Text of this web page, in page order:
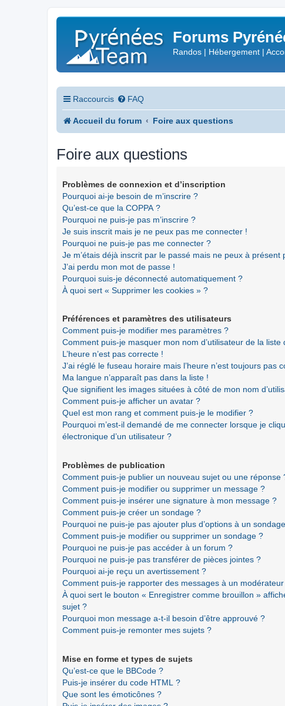
Forums
Randos | Hébergement |
Raccourcis FAQ
Accueil du forum Foire aux questions
Foire aux questions
Problèmes de connexion et d’inscription
Pourquoi ai-je besoin de m’inscrire ?
Qu’est-ce que la COPPA ?
Pourquoi ne puis-je pas m’inscrire ?
Je suis inscrit mais je ne peux pas me connecter !
Pourquoi ne puis-je pas me connecter ?
Je m’étais déjà inscrit par le passé mais ne peux à présent
J’ai perdu mon mot de passe !
Pourquoi suis-je déconnecté automatiquement ?
À quoi sert « Supprimer les cookies » ?
Préférences et paramètres des utilisateurs
Comment puis-je modifier mes paramètres ?
Comment puis-je masquer mon nom d’utilisateur de la
L’heure n’est pas correcte !
J’ai réglé le fuseau horaire mais l’heure n’est toujours pas
Ma langue n’apparaît pas dans la liste !
Que signifient les images situées à côté de mon nom
Comment puis-je afficher un avatar ?
Quel est mon rang et comment puis-je le modifier ?
Pourquoi m’est-il demandé de me connecter lorsque je
électronique d’un utilisateur ?
Problèmes de publication
Comment puis-je publier un nouveau sujet ou une réponse
Comment puis-je modifier ou supprimer un message ?
Comment puis-je insérer une signature à mon message ?
Comment puis-je créer un sondage ?
Pourquoi ne puis-je pas ajouter plus d’options à un
Comment puis-je modifier ou supprimer un sondage ?
Pourquoi ne puis-je pas accéder à un forum ?
Pourquoi ne puis-je pas transférer de pièces jointes ?
Pourquoi ai-je reçu un avertissement ?
Comment puis-je rapporter des messages à un
À quoi sert le bouton « Enregistrer comme brouillon »
sujet ?
Pourquoi mon message a-t-il besoin d’être approuvé ?
Comment puis-je remonter mes sujets ?
Mise en forme et types de sujets
Qu’est-ce que le BBCode ?
Puis-je insérer du code HTML ?
Que sont les émoticônes ?